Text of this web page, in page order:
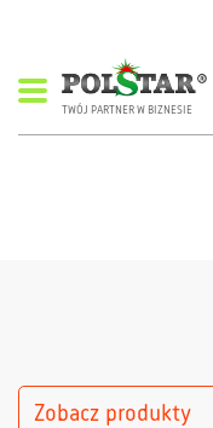
TWÓJ PARTNER W BIZNESIE
Zobacz produkty